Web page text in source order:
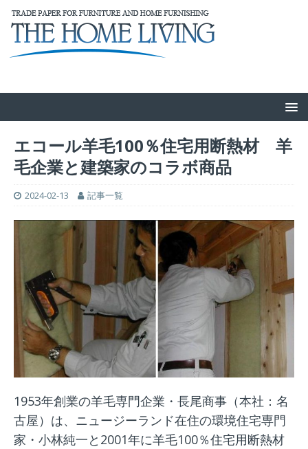
エコール羊毛100％住宅用断熱材 羊
毛企業と建築家のコラボ商品
2024-02-13 記事一覧
1953年創業の羊毛専門企業・長尾商事（本社：名
古屋）は、ニュージーランド在住の環境住宅専門
家・小林純一と2001年に羊毛100％住宅用断熱材